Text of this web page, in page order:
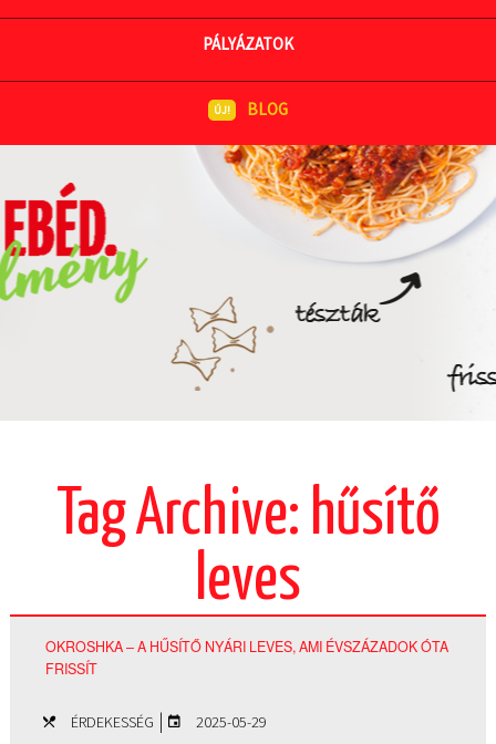
PÁLYÁZATOK
BLOG
Tag Archive: hűsítő
leves
OKROSHKA – A HŰSÍTŐ NYÁRI LEVES, AMI ÉVSZÁZADOK ÓTA
FRISSÍT
ÉRDEKESSÉG | 2025-05-29